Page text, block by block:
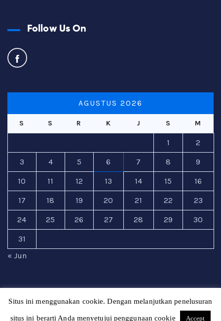
Follow Us On
AGUSTUS 2026
S S R K J S M
1 2
3 4 5 6 7 8 9
10 11 12 13 14 15 16
17 18 19 20 21 22 23
24 25 26 27 28 29 30
31
« Jun
Situs ini menggunakan cookie. Dengan melanjutkan penelusuran
situs ini berarti Anda menyetujui penggunaan cookie Accept